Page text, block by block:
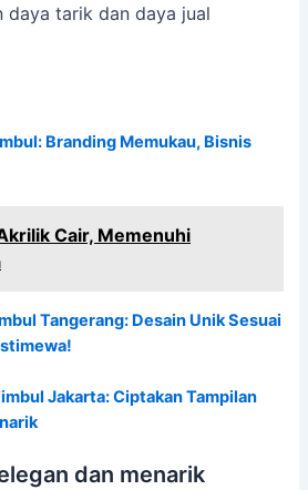
daya tarik dan daya jual
Branding Memukau, Bisnis
Cair, Memenuhi
Tangerang: Desain Unik Sesuai
Jakarta: Ciptakan Tampilan
dan menarik